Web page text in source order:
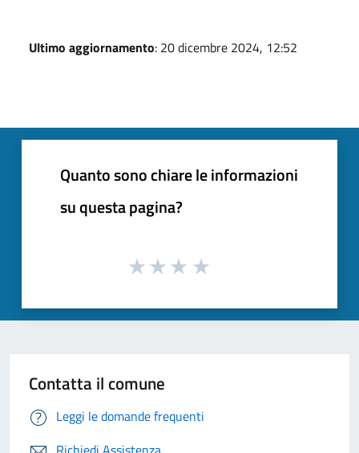
Ultimo aggiornamento: 20 dicembre 2024, 12:52
Quanto sono chiare le informazioni
su questa pagina?
Contatta il comune
Leggi le domande frequenti